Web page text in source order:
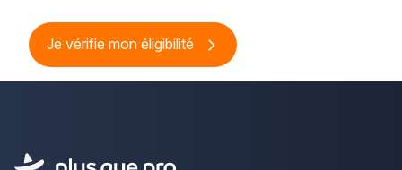
Je vérifie mon éligibilité